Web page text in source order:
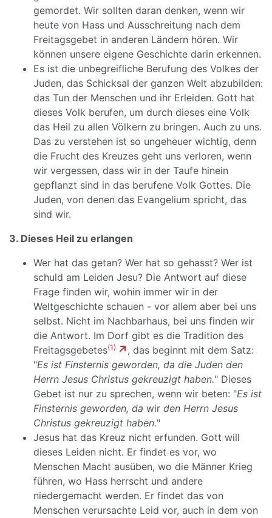
gemordet. Wir sollten daran denken, wenn wir
heute von Hass und Ausschreitung nach dem
Freitagsgebet in anderen Ländern hören. Wir
können unsere eigene Geschichte darin erkennen.
Es ist die unbegreifliche Berufung des Volkes der
Juden, das Schicksal der ganzen Welt abzubilden:
das Tun der Menschen und ihr Erleiden. Gott hat
dieses Volk berufen, um durch dieses eine Volk
das Heil zu allen Völkern zu bringen. Auch zu uns.
Das zu verstehen ist so ungeheuer wichtig, denn
die Frucht des Kreuzes geht uns verloren, wenn
wir vergessen, dass wir in der Taufe hinein
gepflanzt sind in das berufene Volk Gottes. Die
Juden, von denen das Evangelium spricht, das
sind wir.
3. Dieses Heil zu erlangen
Wer hat das getan? Wer hat so gehasst? Wer ist
schuld am Leiden Jesu? Die Antwort auf diese
Frage finden wir, wohin immer wir in der
Weltgeschichte schauen - vor allem aber bei uns
selbst. Nicht im Nachbarhaus, bei uns finden wir
die Antwort. Im Dorf gibt es die Tradition des
Freitagsgebetes(1)
, das beginnt mit dem Satz:
"Es ist Finsternis geworden, da die Juden den
Herrn Jesus Christus gekreuzigt haben." Dieses
Gebet ist nur zu sprechen, wenn wir beten: "Es ist
Finsternis geworden, da wir den Herrn Jesus
Christus gekreuzigt haben."
Jesus hat das Kreuz nicht erfunden. Gott will
dieses Leiden nicht. Er findet es vor, wo
Menschen Macht ausüben, wo die Männer Krieg
führen, wo Hass herrscht und andere
niedergemacht werden. Er findet das von
Menschen verursachte Leid vor, auch in dem von